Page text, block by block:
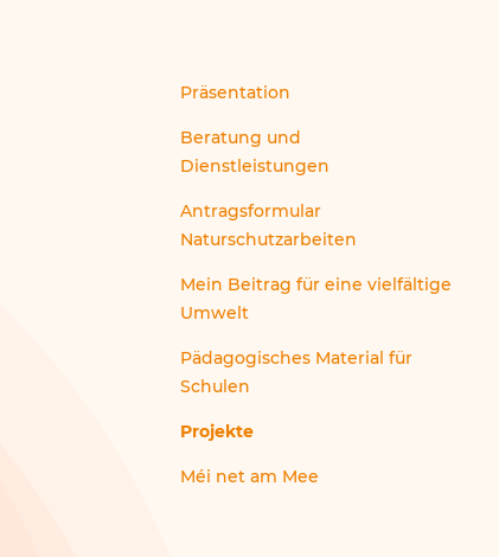
Präsentation
Beratung und
Dienstleistungen
Antragsformular
Naturschutzarbeiten
Mein Beitrag für eine vielfältige
Umwelt
Pädagogisches Material für
Schulen
Projekte
Méi net am Mee